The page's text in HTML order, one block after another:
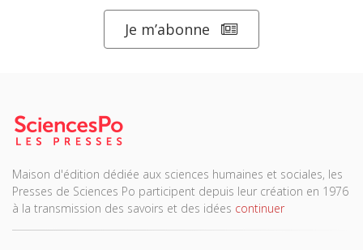
Je m’abonne
Maison d'édition dédiée aux sciences humaines et sociales, les
Presses de Sciences Po participent depuis leur création en 1976
à la transmission des savoirs et des idées continuer